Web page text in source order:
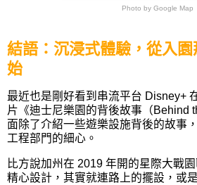
Photo by Google Map
結語：沉浸式體驗，從入園
始
最近也是剛好看到串流平台 Disney+
片《迪士尼樂園的背後故事（Behind
面除了介紹一些遊樂設施背後的故事
工程部門的細心。
比方說加州在 2019 年開的星際大戰
精心設計，其實就連路上的擺設，或